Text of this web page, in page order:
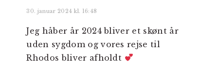
30. januar 2024 kl. 16:48
Jeg håber år 2024 bliver et skønt år
uden sygdom og vores rejse til
Rhodos bliver afholdt